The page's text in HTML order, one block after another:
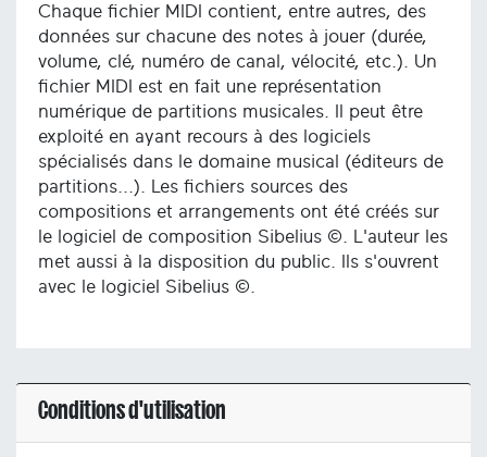
Chaque fichier MIDI contient, entre autres, des
données sur chacune des notes à jouer (durée,
volume, clé, numéro de canal, vélocité, etc.). Un
fichier MIDI est en fait une représentation
numérique de partitions musicales. Il peut être
exploité en ayant recours à des logiciels
spécialisés dans le domaine musical (éditeurs de
partitions...). Les fichiers sources des
compositions et arrangements ont été créés sur
le logiciel de composition Sibelius ©. L'auteur les
met aussi à la disposition du public. Ils s'ouvrent
avec le logiciel Sibelius ©.
Conditions d'utilisation